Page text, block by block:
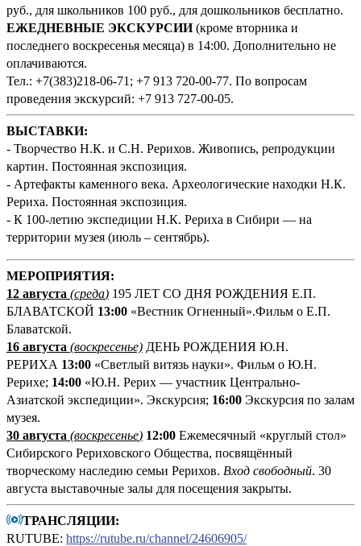
руб., для школьников 100 руб., для дошкольников бесплатно.
ЕЖЕДНЕВНЫЕ ЭКСКУРСИИ(кроме вторника и
последнего воскресенья месяца) в 14:00. Дополнительно не
оплачиваются.
Тел.: +7(383)218-06-71; +7 913 720-00-77. По вопросам
проведения экскурсий: +7 913 727-00-05.
ВЫСТАВКИ:
- Творчество Н.К. и С.Н. Рерихов. Живопись, репродукции
картин. Постоянная экспозиция.
- Артефакты каменного века. Археологические находки Н.К.
Рериха. Постоянная экспозиция.
- К 100-летию экспедиции Н.К. Рериха в Сибири — на
территории музея (июль – сентябрь).
МЕРОПРИЯТИЯ:
12 августа (среда) 195 ЛЕТ СО ДНЯ РОЖДЕНИЯ Е.П.
БЛАВАТСКОЙ 13:00 «Вестник Огненный».Фильм о Е.П.
Блаватской.
16 августа (воскресенье) ДЕНЬ РОЖДЕНИЯ Ю.Н.
РЕРИХА 13:00 «Светлый витязь науки». Фильм о Ю.Н.
Рерихе; 14:00 «Ю.Н. Рерих — участник Центрально-
Азиатской экспедиции». Экскурсия; 16:00 Экскурсия по залам
музея.
30 августа (воскресенье) 12:00 Ежемесячный «круглый стол»
Сибирского Рериховского Общества, посвящённый
творческому наследию семьи Рерихов. Вход свободный. 30
августа выставочные залы для посещения закрыты.
ТРАНСЛЯЦИИ:
RUTUBE: https://rutube.ru/channel/24606905/